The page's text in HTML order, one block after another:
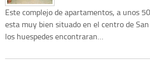
Este complejo de apartamentos, a unos
esta muy bien situado en el centro de
los huespedes encontraran…